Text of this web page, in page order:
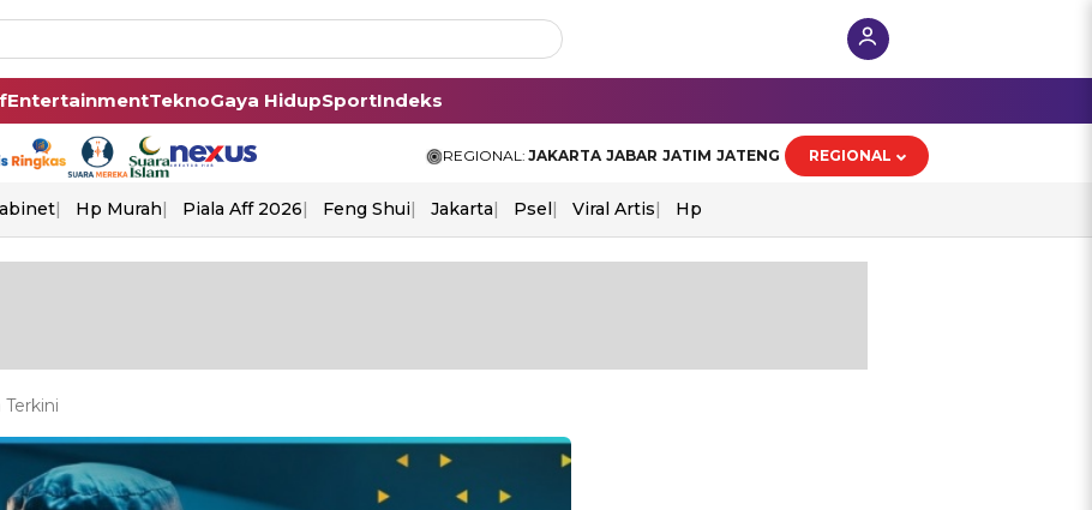
EntertainmentTeknoGaya HidupSportIndeks
REGIONAL: JAKARTA JABAR JATIM JATENG REGIONAL
Hp Murah Piala Aff 2026 Feng Shui Jakarta Psel Viral Artis Hp